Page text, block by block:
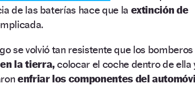
de las baterías hace que la extinción de
se volvió tan resistente que los bomberos
la tierra,colocar el coche dentro de ella
enfriar los componentes del